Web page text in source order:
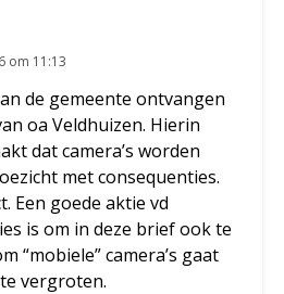
om 11:13
de gemeente ontvangen
oa Veldhuizen. Hierin
dat camera’s worden
met consequenties.
Een goede aktie vd
is om in deze brief ook te
“mobiele” camera’s gaat
vergroten.